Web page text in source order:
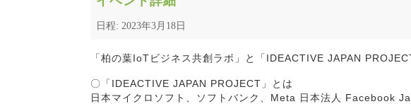
日程: 2023年3月18日
「柏の葉IoTビジネス共創ラボ」と「IDEACTIVE JAPAN
〇「IDEACTIVE JAPAN PROJECT」とは
日本マイクロソフト、ソフトバンク、Meta 日本法人 Facebook